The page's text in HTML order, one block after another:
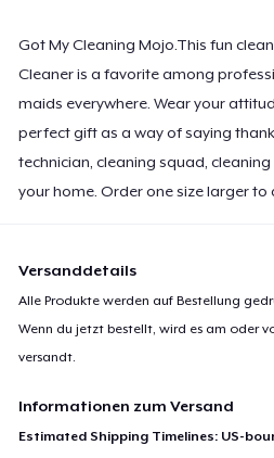
Got My Cleaning Mojo.This fun
Cleaner is a favorite among
maids everywhere. Wear your
perfect gift as a way of saying
technician, cleaning squad,
your home. Order one size larger to
Versanddetails
Alle Produkte werden auf Bestellung
Wenn du jetzt bestellt, wird es am oder
versandt.
Informationen zum Versand
Estimated Shipping Timelines: US-
Women's Premium V-
19,98 $
Premium Long Sleeve
24,98 $
Classic Tank Top
19,98 $
19,98 $